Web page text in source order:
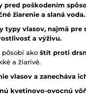
pred poškodením
žiarenie a slaná voda.
typy vlasov, najmä pre
a výživu.
pôsobí ako štít proti
a žiarivé.
vlasov a zanecháva
kvetinovo-ovocnú